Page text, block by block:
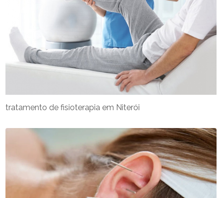
tratamento de fisioterapia em Niterói